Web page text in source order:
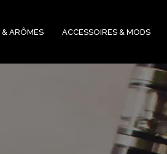
& ARÔMES ACCESSOIRES & MODS